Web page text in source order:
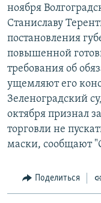
ноября
Станиславу
постановления
повышенной
требования об
ущемляют его
Зеленоградский
октября признал
торговли не
маски, cообщают
Поделиться